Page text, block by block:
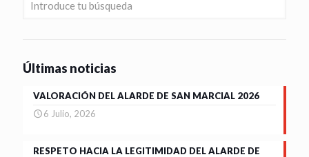
Últimas noticias
VALORACIÓN DEL ALARDE DE SAN MARCIAL 2026
6 Julio, 2026
RESPETO HACIA LA LEGITIMIDAD DEL ALARDE DE